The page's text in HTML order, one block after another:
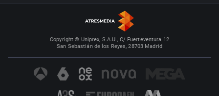
Copyright © Uniprex, S.A.U., C/ Fuerteventura 12
San Sebastián de los Reyes, 28703 Madrid